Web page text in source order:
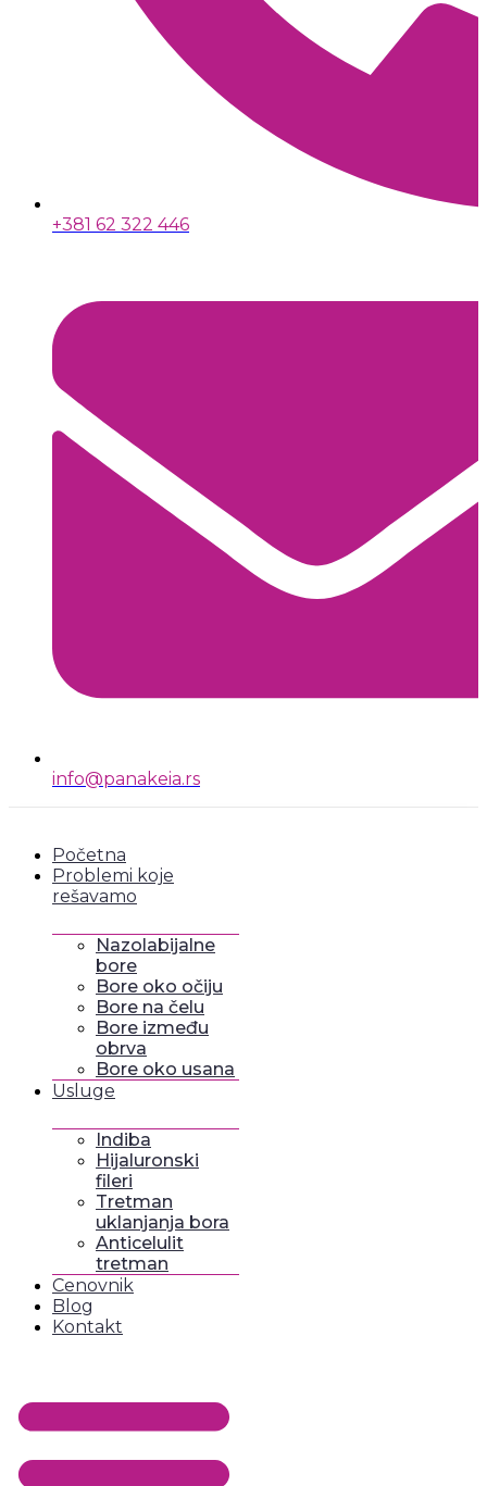
+381 62 322 446
info@panakeia.rs
Početna
Problemi koje
rešavamo
Nazolabijalne
bore
Bore oko očiju
Bore na čelu
Bore između
obrva
Bore oko usana
Usluge
Indiba
Hijaluronski
fileri
Tretman
uklanjanja bora
Anticelulit
tretman
Cenovnik
Blog
Kontakt